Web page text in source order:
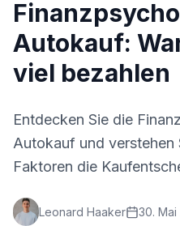
Autokauf:
viel bezahlen
Entdecken Sie die
Autokauf und verstehen
Faktoren die
Leonard Haaker
30. Mai